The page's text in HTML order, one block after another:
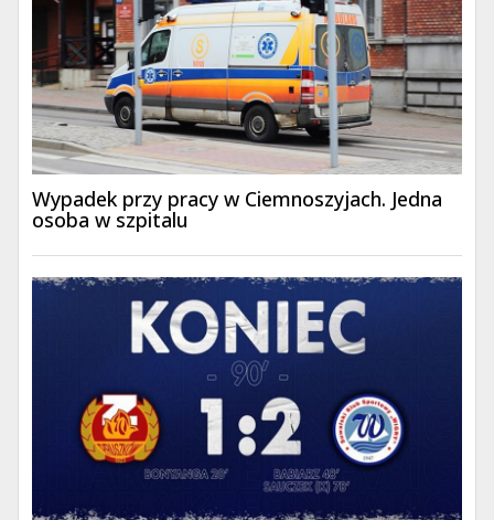
Wypadek przy pracy w Ciemnoszyjach. Jedna
osoba w szpitalu